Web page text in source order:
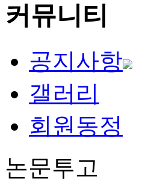
커뮤니티
공지사항
갤러리
회원동정
논문투고